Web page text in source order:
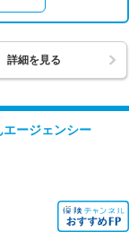
詳細を見る
ージェンシー